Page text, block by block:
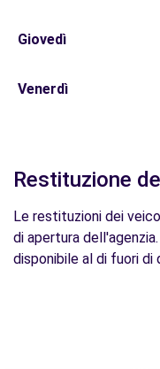
Giovedì
Venerdì
Restituzione
Le restituzioni dei
di apertura
disponibile al di fuori di